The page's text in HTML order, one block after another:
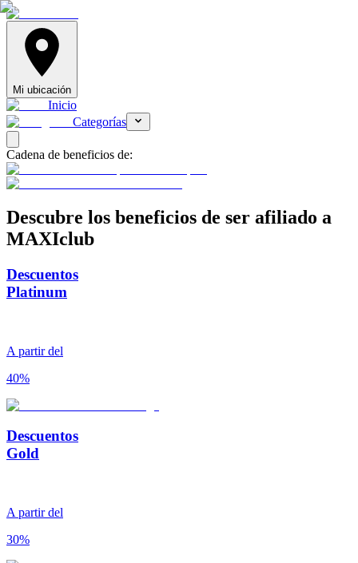
Mi ubicación
Inicio
Categorías
Cadena de beneficios de:
Descubre los beneficios de ser afiliado a
MAXIclub
Descuentos
Platinum
A partir del
40%
Descuentos
Gold
A partir del
30%